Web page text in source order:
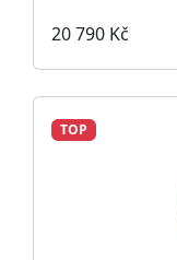
20 790 Kč
TOP